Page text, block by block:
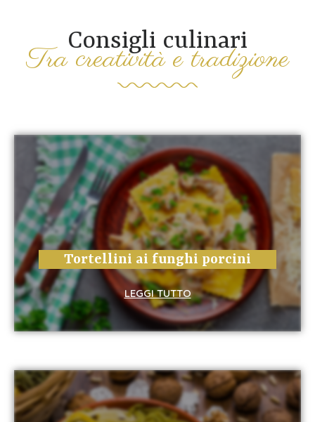
Consigli culinari
Tra creatività e tradizione
Tortellini ai funghi porcini
LEGGI TUTTO